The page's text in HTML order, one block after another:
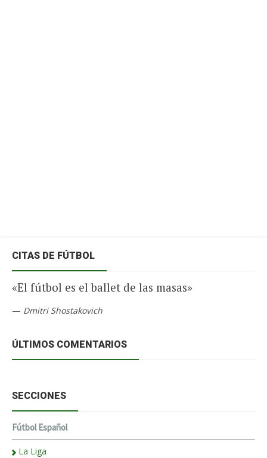
CITAS DE FÚTBOL
«El fútbol es el ballet de las masas»
— Dmitri Shostakovich
ÚLTIMOS COMENTARIOS
SECCIONES
Fútbol Español
La Liga